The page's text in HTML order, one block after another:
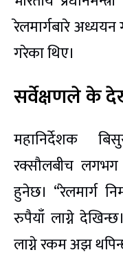
रेलमार्गबारे अध्ययन
गरेका थिए।
सर्वेक्षणले के
महानिर्देशक
रक्सौलबीच लगभग
हुनेछ। “रेलमार्ग
रुपैयाँ लाग्ने
लाग्ने रकम अझ